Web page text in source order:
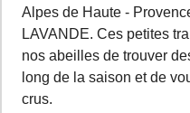
Alpes de Haute -
LAVANDE. Ces petites
nos abeilles de trouver
long de la saison et de
crus.